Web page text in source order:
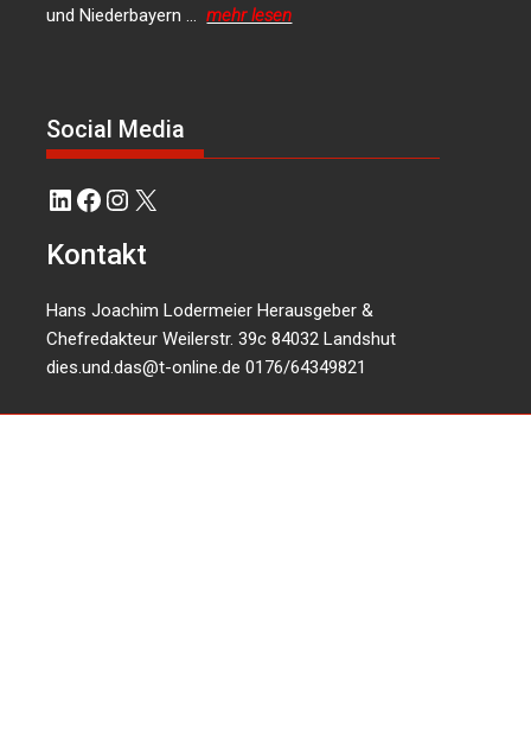
und Niederbayern …mehr lesen
Social Media
LinkedIn
Facebook
Instagram
X
Kontakt
Hans Joachim Lodermeier Herausgeber &
Chefredakteur Weilerstr. 39c 84032 Landshut
dies.und.das@t-online.de 0176/64349821